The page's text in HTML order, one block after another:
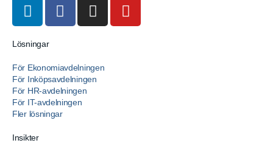
Lösningar
För Ekonomiavdelningen
För Inköpsavdelningen
För HR-avdelningen
För IT-avdelningen
Fler lösningar
Insikter